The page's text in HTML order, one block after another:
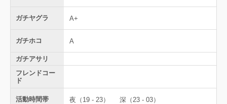
ガチヤグラ A+
ガチホコ A
ガチアサリ
フレンドコー
ド
活動時間帯 夜（19 - 23） 深（23 - 03）